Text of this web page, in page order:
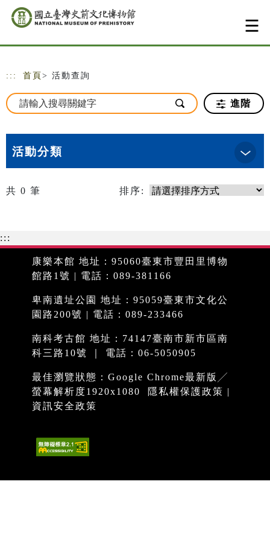
跳到主要內容
網站導覽
::: 首頁 > 活動查詢
進階
活動分類
共 0 筆 排序:
:::
康樂本館 地址：95060臺東市豐田里博物
館路1號 | 電話：089-381166
卑南遺址公園 地址：95059臺東市文化公
園路200號 | 電話：089-233466
南科考古館 地址：74147臺南市新市區南
科三路10號 ｜ 電話：06-5050905
最佳瀏覽狀態：Google Chrome最新版╱
螢幕解析度1920x1080
隱私權保護政策 |
資訊安全政策